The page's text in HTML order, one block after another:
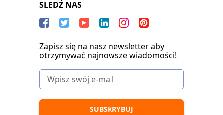
SLEDŹ NAS
Zapisz się na nasz newsletter aby
otrzymywać najnowsze wiadomości!